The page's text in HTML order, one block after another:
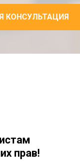
КОНСУЛЬТАЦИЯ
прав!